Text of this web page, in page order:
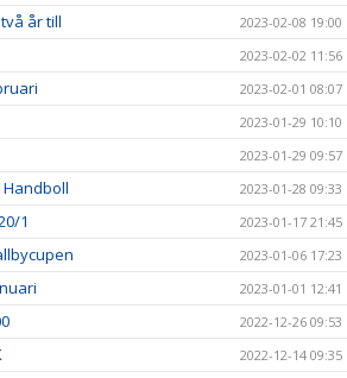
år till 2023-02-08 19:00
2023-02-02 11:56
2023-02-01 08:07
2023-01-29 10:10
2023-01-29 09:57
2023-01-28 09:33
1 2023-01-17 21:45
2023-01-06 17:23
2023-01-01 12:41
2022-12-26 09:53
2022-12-14 09:35